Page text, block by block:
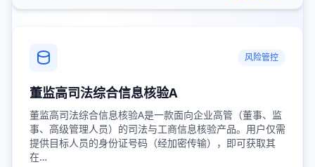
风险管控
董监高司法综合信息核验A
董监高司法综合信息核验A是一款面向企业高管（董事、监
事、高级管理人员）的司法与工商信息核验产品。用户仅需
提供目标人员的身份证号码（经加密传输），即可获取其
在…